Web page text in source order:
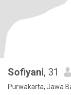
Sofiyani, 31
Purwakarta, Jawa